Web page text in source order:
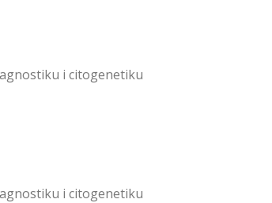
i citogenetiku
i citogenetiku